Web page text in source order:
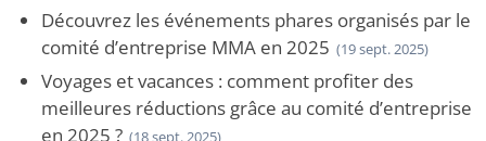
Découvrez les événements phares organisés par le
comité d’entreprise MMA en 2025 (19 sept. 2025)
Voyages et vacances : comment profiter des
meilleures réductions grâce au comité d’entreprise
en 2025 ? (18 sept. 2025)